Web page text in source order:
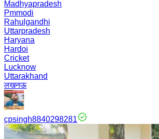
Madhyapradesh
Pmmodi
Rahulgandhi
Uttarpradesh
Haryana
Hardoi
Cricket
Lucknow
Uttarakhand
लखनऊ
cpsingh8840298281